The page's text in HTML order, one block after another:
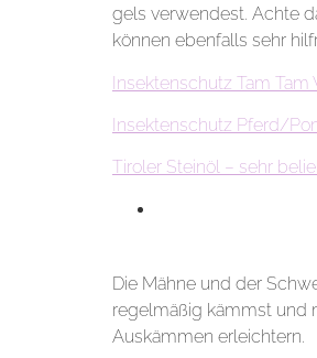
gels verwendest. Achte
können ebenfalls sehr
Insektenschutz Tam
Insektenschutz Pferd/
Tiroler Steinöl – sehr
Die Mähne und der
regelmäßig kämmst und
Auskämmen erleichtern.